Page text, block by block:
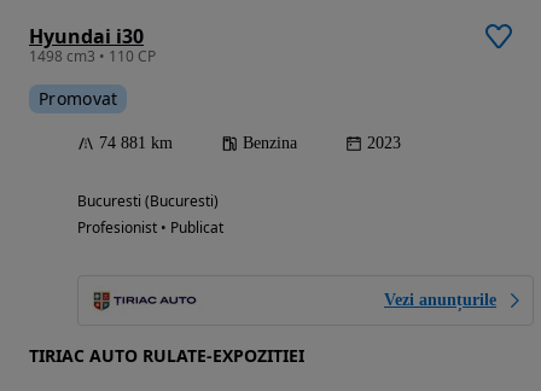
Hyundai i30
1498 cm3 • 110 CP
Promovat
74 881 km Benzina 2023
Bucuresti (Bucuresti)
Profesionist • Publicat
Vezi anunțurile
TIRIAC AUTO RULATE-EXPOZITIEI